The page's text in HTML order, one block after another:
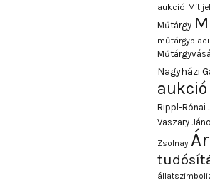
aukció Mit
Műtárgy
Nagyházi
aukció
Rippl-Rónai
Vaszary
Zsolnay